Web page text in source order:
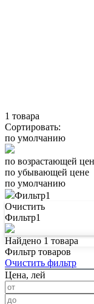
1 товара
Сортировать:
по умолчанию
по возрастающей
по убывающей цене
по умолчанию
Фильтр1
Очистить
Фильтр1
Найдено 1 товара
Фильтр товаров
Очистить фильтр
Цена, лей